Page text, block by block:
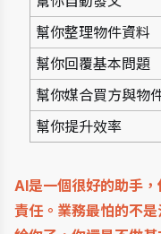
幫你整理物件資料
幫你回覆基本問題
幫你媒合買方與物
幫你提升效率
AI是一個很好的助手
責任。業務最怕的不